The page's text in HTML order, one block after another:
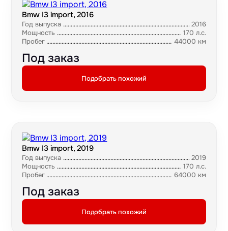
Bmw I3 import, 2016
Год выпуска
2016
Мощность
170 л.с.
Пробег
44000 км
Под заказ
Подобрать похожий
Bmw I3 import, 2019
Год выпуска
2019
Мощность
170 л.с.
Пробег
64000 км
Под заказ
Подобрать похожий